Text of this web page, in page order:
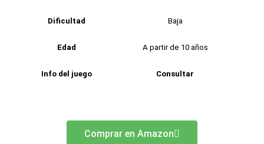
Dificultad Baja
Edad A partir de 10 años
Info del juego Consultar
Comprar en Amazon